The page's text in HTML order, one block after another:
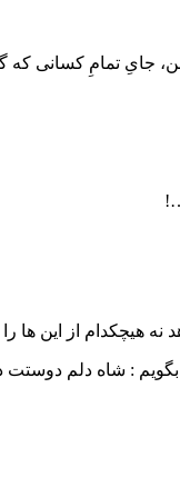
تمامِ کسانی که
هیچکدام از این ها
: شاه دلم دوستت